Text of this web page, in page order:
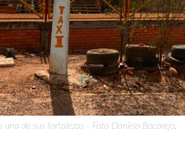
una de sus fortalezas - Foto Daniela Bocarejo.